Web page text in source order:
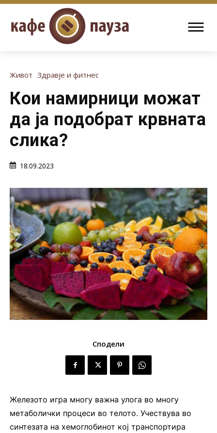
Живот Здравје и фитнес
Кои намирници можат
да ја подобрат крвната
слика?
18.09.2023
Сподели
Железото игра многу важна улога во многу
метаболички процеси во телото. Учествува во
синтезата на хемоглобинот кој транспортира